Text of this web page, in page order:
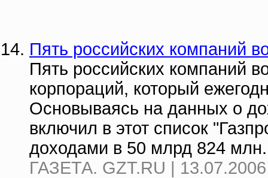
Пять российских компаний
Пять российских компаний
корпораций, который
Основываясь на данных о
включил в этот список
доходами в 50 млрд 824
ГАЗЕТА. GZT.RU |